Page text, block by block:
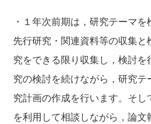
・１年次前期は，研究テーマ
先行研究・関連資料等の収集
究をできる限り収集し，検討
究の検討を続けながら，研究
究計画の作成を行います。そし
を利用して相談しながら，論文